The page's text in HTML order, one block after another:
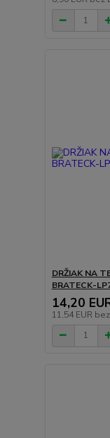
DRŽIAK NA
BRATECK-
14,20
11,54 EUR